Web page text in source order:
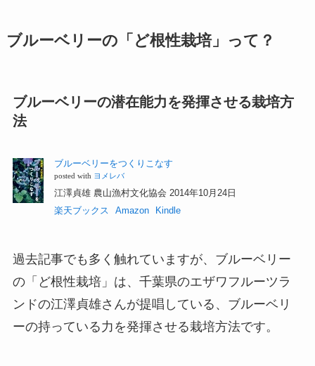
ブルーベリーの「ど根性栽培」って？
ブルーベリーの潜在能力を発揮させる栽培方
法
ブルーベリーをつくりこなす
posted with ヨメレバ
江澤貞雄 農山漁村文化協会 2014年10月24日
楽天ブックス
Amazon Kindle
過去記事でも多く触れていますが、ブルーベリー
の「ど根性栽培」は、千葉県のエザワフルーツラ
ンドの江澤貞雄さんが提唱している、ブルーベリ
ーの持っている力を発揮させる栽培方法です。